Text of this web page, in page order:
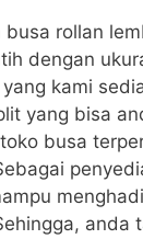
busa rollan
dengan
kami
yang bisa
busa
anda